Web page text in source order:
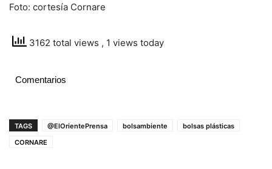
Foto: cortesía Cornare
3162 total views , 1 views today
Comentarios
TAGS @ElOrientePrensa bolsambiente
bolsas plásticas
CORNARE